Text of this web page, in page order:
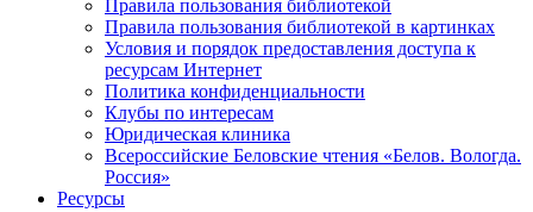
Правила пользования библиотекой
Правила пользования библиотекой в картинках
Условия и порядок предоставления доступа к
ресурсам Интернет
Политика конфиденциальности
Клубы по интересам
Юридическая клиника
Всероссийские Беловские чтения «Белов. Вологда.
Россия»
Ресурсы